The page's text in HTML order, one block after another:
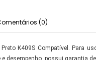
(0)
K409S Compatível. Para
e desempenho, possui garantia